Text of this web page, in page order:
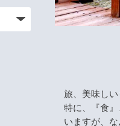
旅、美味しい
特に、『食
いますが、